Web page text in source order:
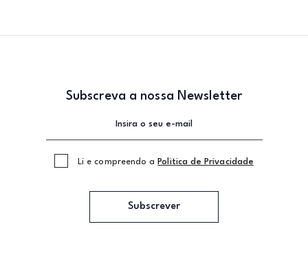
Subscreva a nossa Newsletter
Li e compreendo a Politica de Privacidade
Subscrever